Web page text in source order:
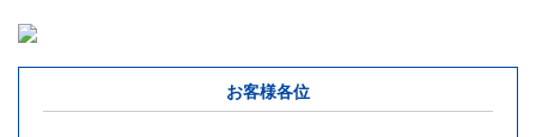
お客様各位